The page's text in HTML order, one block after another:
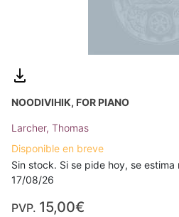
NOODIVIHIK, FOR PIANO
Larcher, Thomas
Disponible en breve
Sin stock. Si se pide hoy, se
17/08/26
PVP. 15,00€